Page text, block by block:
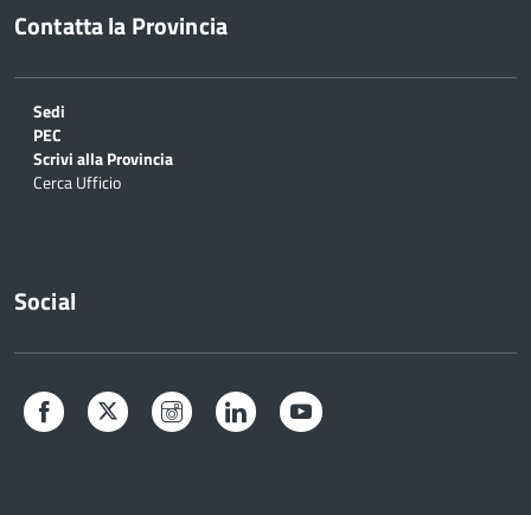
Contatta la Provincia
Sedi
PEC
Scrivi alla Provincia
Cerca Ufficio
Social
Facebook Twitter Instagram LinkedIn